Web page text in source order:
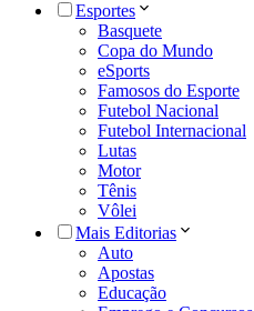
Esportes
Basquete
Copa do Mundo
eSports
Famosos do Esporte
Futebol Nacional
Futebol Internacional
Lutas
Motor
Tênis
Vôlei
Mais Editorias
Auto
Apostas
Educação